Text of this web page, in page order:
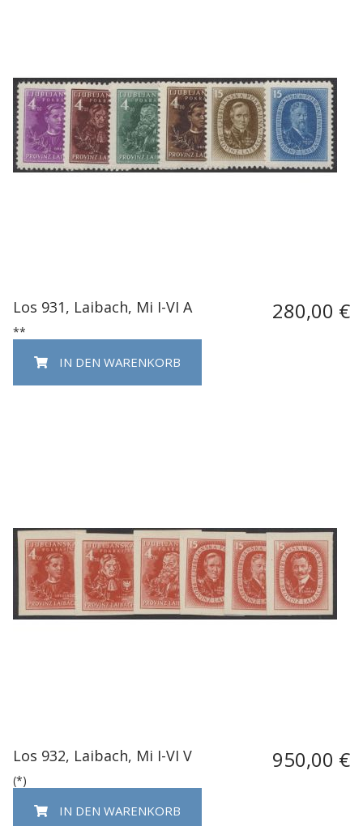
Los 931, Laibach, Mi I-VI A 280,00 €
**
IN DEN WARENKORB
Los 932, Laibach, Mi I-VI V 950,00 €
(*)
IN DEN WARENKORB